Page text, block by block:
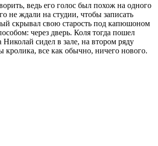
ведь его голос был похож на одного
не ждали на студии, чтобы записать
скрывал свою старость под капюшоном
через дверь. Коля тогда пошел
сидел в зале, на втором ряду
кролика, все как обычно, ничего нового.